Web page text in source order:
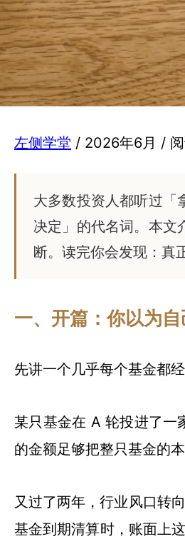
左侧学堂 / 2026年6月 /
大多数投资人都听过「
决定」的代名词。本文
断。读完你会发现：真
一、开篇：你以为
先讲一个几乎每个基金都经
某只基金在 A 轮投进了一
的金额足够把整只基金的
又过了两年，行业风口转
基金到期清算时，账面上